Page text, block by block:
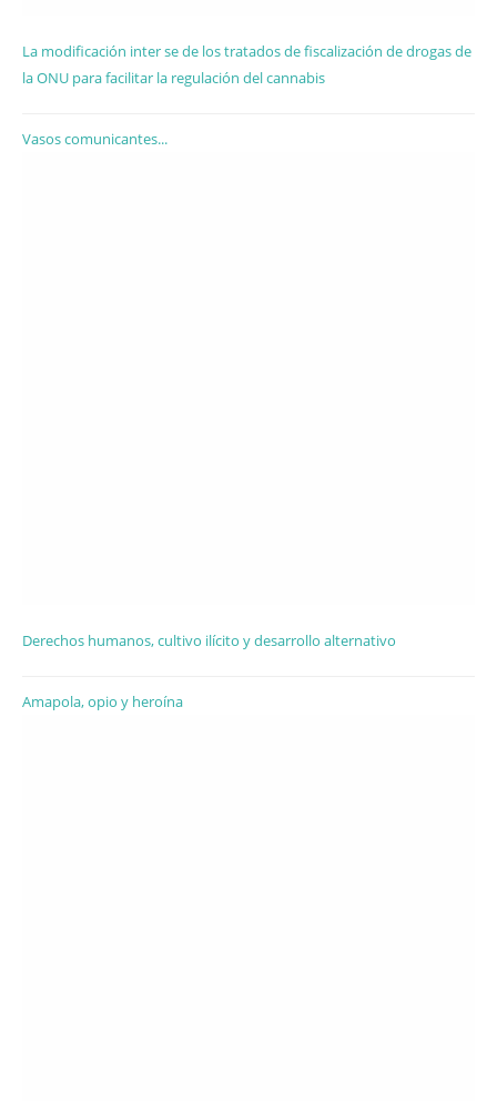
La modificación inter se de los tratados de fiscalización de drogas de
la ONU para facilitar la regulación del cannabis
Vasos comunicantes...
Derechos humanos, cultivo ilícito y desarrollo alternativo
Amapola, opio y heroína